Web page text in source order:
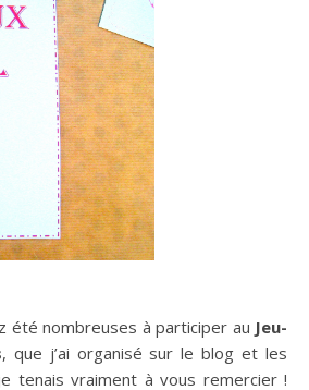
été nombreuses à participer au Jeu-
, que j’ai organisé sur le blog et les
tenais vraiment à vous remercier !